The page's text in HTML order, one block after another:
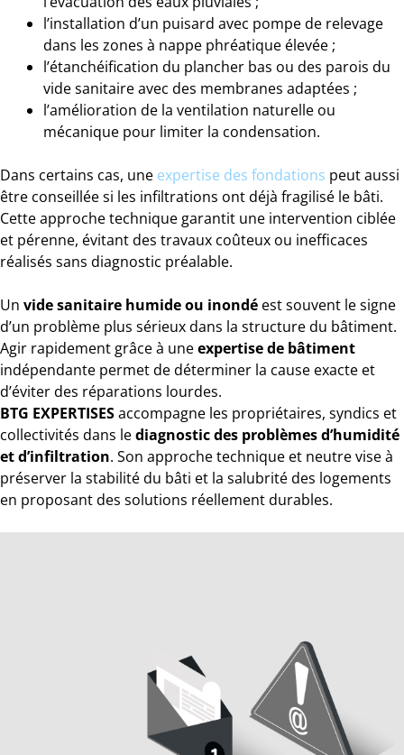
l’installation d’un puisard avec pompe de relevage
dans les zones à nappe phréatique élevée ;
l’étanchéification du plancher bas ou des parois du
vide sanitaire avec des membranes adaptées ;
l’amélioration de la ventilation naturelle ou
mécanique pour limiter la condensation.
Dans certains cas, une expertise des fondations peut aussi
être conseillée si les infiltrations ont déjà fragilisé le bâti.
Cette approche technique garantit une intervention ciblée
et pérenne, évitant des travaux coûteux ou inefficaces
réalisés sans diagnostic préalable.
Un vide sanitaire humide ou inondé est souvent le signe
d’un problème plus sérieux dans la structure du bâtiment.
Agir rapidement grâce à uneexpertise de bâtiment
indépendante permet de déterminer la cause exacte et
d’éviter des réparations lourdes.
BTG EXPERTISESaccompagne les propriétaires, syndics et
collectivités dans lediagnostic des problèmes d’humidité
et d’infiltration. Son approche technique et neutre vise à
préserver la stabilité du bâti et la salubrité des logements
en proposant des solutions réellement durables.